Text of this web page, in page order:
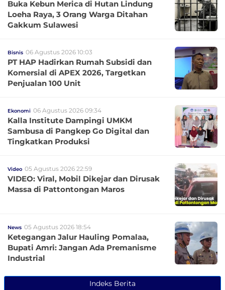
Buka Kebun Merica di Hutan Lindung
Loeha Raya, 3 Orang Warga Ditahan
Gakkum Sulawesi
Bisnis 06 Agustus 2026 10:03
PT HAP Hadirkan Rumah Subsidi dan
Komersial di APEX 2026, Targetkan
Penjualan 100 Unit
Ekonomi 06 Agustus 2026 09:34
Kalla Institute Dampingi UMKM
Sambusa di Pangkep Go Digital dan
Tingkatkan Produksi
Video 05 Agustus 2026 22:59
VIDEO: Viral, Mobil Dikejar dan Dirusak
Massa di Pattontongan Maros
News 05 Agustus 2026 18:54
Ketegangan Jalur Hauling Pomalaa,
Bupati Amri: Jangan Ada Premanisme
Industrial
Indeks Berita